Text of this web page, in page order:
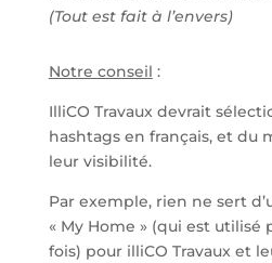
(Tout est fait à l’envers)
Notre conseil :
IlliCO Travaux devrait
hashtags en français, et du
leur visibilité.
Par exemple, rien ne sert
« My Home » (qui est utilisé
fois) pour illiCO Travaux et